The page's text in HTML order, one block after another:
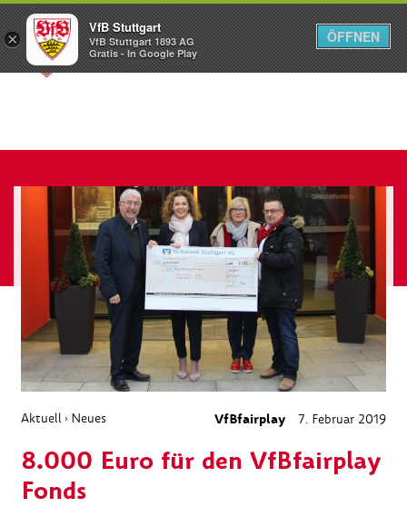
Menü
Aktuell › Neues VfBfairplay 7. Februar 2019
8.000 Euro für den VfBfairplay
Fonds
×
VfB Stuttgart
VfB Stuttgart 1893 AG
Gratis - In Google Play
ÖFFNEN